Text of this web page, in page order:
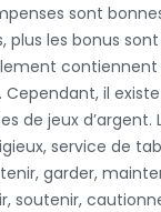
sont
les bonus
Cependant, il
de jeux d’argent.
service de
garder,
soutenir,